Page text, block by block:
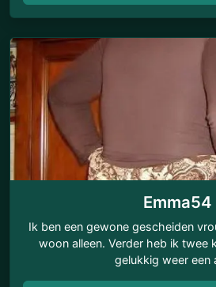
Emma54
Ik ben een gewone gescheiden
woon alleen. Verder heb ik twee
gelukkig weer een